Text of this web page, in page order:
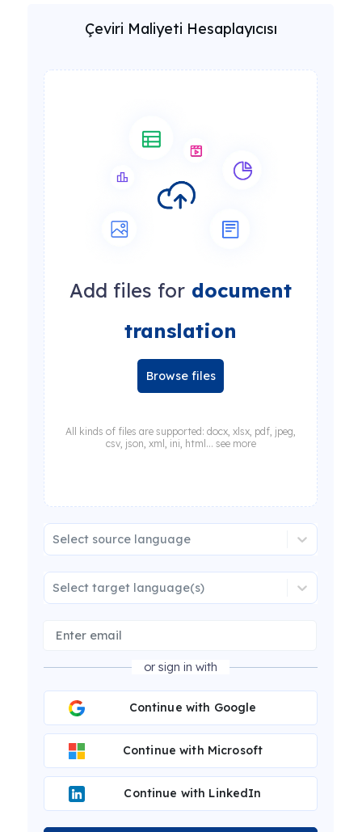
Çeviri Maliyeti Hesaplayıcısı
Add files for document
translation
Browse files
All kinds of files are supported: docx, xlsx, pdf, jpeg,
csv, json, xml, ini, html... see more
Select source language
Select target language(s)
or sign in with
Continue with Google
Continue with Microsoft
Continue with LinkedIn